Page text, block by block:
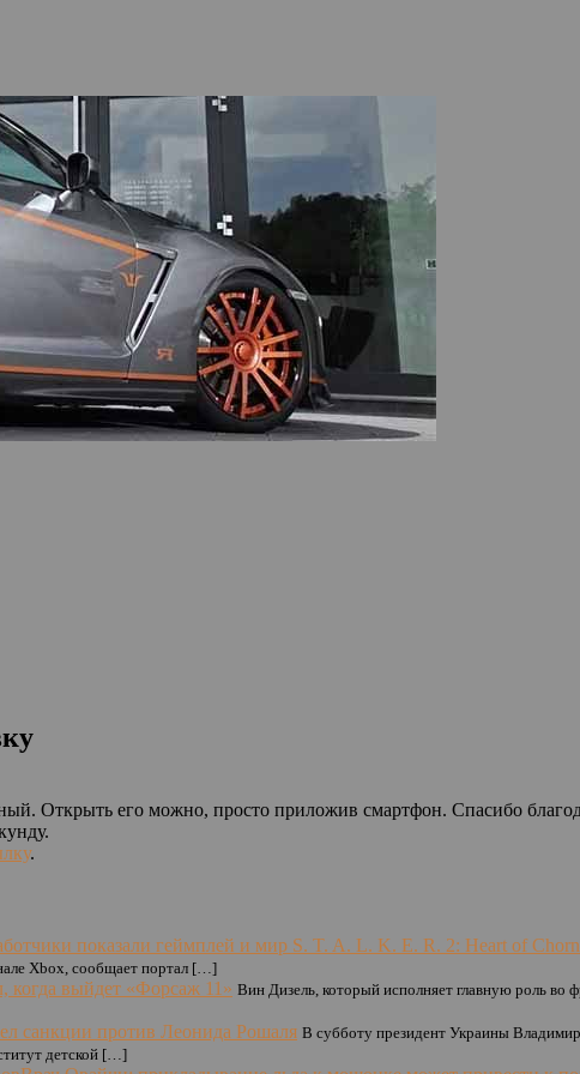
Открыть его можно, просто приложив смартфон. Спасибо
.
показали геймплей и мир S. T. A. L. K. E. R. 2: Heart of
Xbox, сообщает портал […]
когда выйдет «Форсаж 11» Вин Дизель, который исполняет главную роль во
санкции против Леонида Рошаля В субботу президент Украины
детской […]